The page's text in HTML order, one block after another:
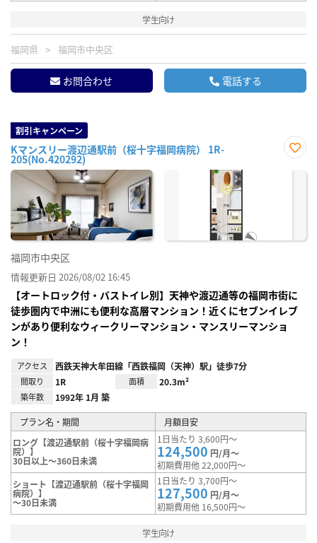
学生向け
福岡県 福岡市中央区
お問合わせ 電話する
割引キャンペーン
Kマンスリー渡辺通駅前（桜十字福岡病院） 1R-
205(No.420292)
に入
福岡市中央区
情報更新日 2026/08/02 16:45
【オートロック付・バストイレ別】天神や渡辺通等の福岡市街に
徒歩圏内で中洲にも便利な高層マンション！近くにセブンイレブ
ンがあり便利なウィークリーマンション・マンスリーマンショ
ン！
アクセス 西鉄天神大牟田線「西鉄福岡（天神）駅」徒歩7分
間取り 1R 面積 20.3m²
築年数 1992年 1月 築
プラン名・期間
月額目安
ロング【渡辺通駅前（桜十字福岡病
院）】
30日以上～360日未満
1日当たり 3,600円～
124,500 円/月～
初期費用他 22,000円～
ショート【渡辺通駅前（桜十字福岡
病院）】
～30日未満
1日当たり 3,700円～
127,500 円/月～
初期費用他 16,500円～
学生向け